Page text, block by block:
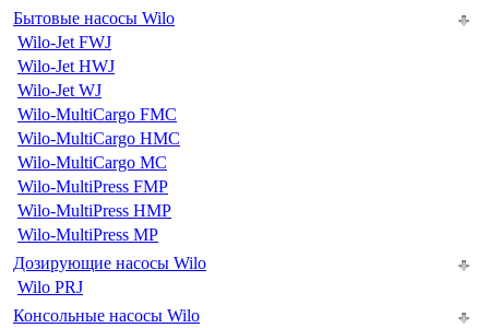
Бытовые насосы Wilo
Wilo-Jet FWJ
Wilo-Jet HWJ
Wilo-Jet WJ
Wilo-MultiCargo FMC
Wilo-MultiCargo HMC
Wilo-MultiCargo MC
Wilo-MultiPress FMP
Wilo-MultiPress HMP
Wilo-MultiPress MP
Дозирующие насосы Wilo
Wilo PRJ
Консольные насосы Wilo